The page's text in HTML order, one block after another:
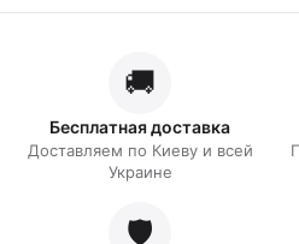
🚚
Бесплатная доставка
Доставляем по Киеву и всей
Украине
🛡️